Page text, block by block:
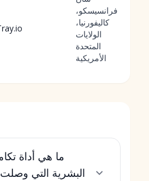
فرانسيسكو،
كاليفورنيا،
الولايات
المتحدة
الأمريكية
ما هي أداة
البشرية التي